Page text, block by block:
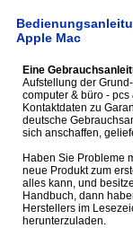
Apple Mac
Eine
Aufstellung der
computer & büro -
Kontaktdaten zu
deutsche
sich anschaffen,
Haben Sie Probleme
neue Produkt zum
alles kann, und
Handbuch, dann
Herstellers im
herunterzuladen.